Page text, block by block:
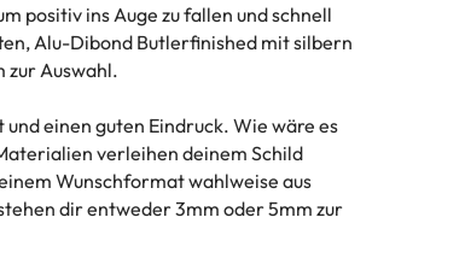
positiv ins Auge zu fallen und schnell
Alu-Dibond Butlerfinished mit silbern
Auswahl.
einen guten Eindruck. Wie wäre es
verleihen deinem Schild
Wunschformat wahlweise aus
dir entweder 3mm oder 5mm zur